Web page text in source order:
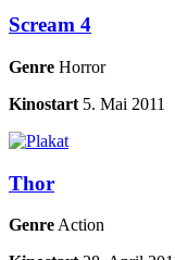
Scream 4
Genre Horror
Kinostart 5. Mai 2011
Thor
Genre Action